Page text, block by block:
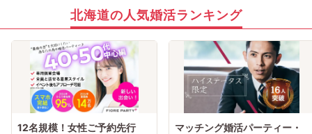
北海道の人気婚活ランキング
12名規模！女性ご予約先行
マッチング婚活パーティー・